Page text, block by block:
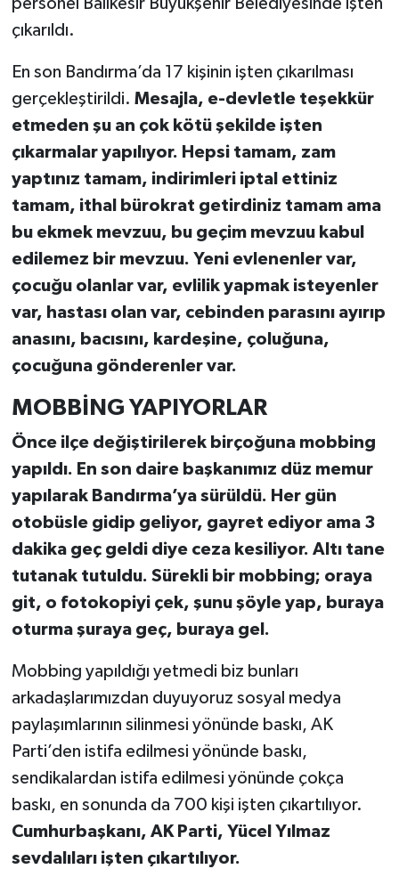
çıkarıldı.
En son Bandırma’da 17 kişinin işten çıkarılması
gerçekleştirildi. Mesajla, e-devletle teşekkür
etmeden şu an çok kötü şekilde işten
çıkarmalar yapılıyor. Hepsi tamam, zam
yaptınız tamam, indirimleri iptal ettiniz
tamam, ithal bürokrat getirdiniz tamam ama
bu ekmek mevzuu, bu geçim mevzuu kabul
edilemez bir mevzuu. Yeni evlenenler var,
çocuğu olanlar var, evlilik yapmak isteyenler
var, hastası olan var, cebinden parasını ayırıp
anasını, bacısını, kardeşine, çoluğuna,
çocuğuna gönderenler var.
MOBBİNG YAPIYORLAR
Önce ilçe değiştirilerek birçoğuna mobbing
yapıldı. En son daire başkanımız düz memur
yapılarak Bandırma’ya sürüldü. Her gün
otobüsle gidip geliyor, gayret ediyor ama 3
dakika geç geldi diye ceza kesiliyor. Altı tane
tutanak tutuldu. Sürekli bir mobbing; oraya
git, o fotokopiyi çek, şunu şöyle yap, buraya
oturma şuraya geç, buraya gel.
Mobbing yapıldığı yetmedi biz bunları
arkadaşlarımızdan duyuyoruz sosyal medya
paylaşımlarının silinmesi yönünde baskı, AK
Parti’den istifa edilmesi yönünde baskı,
sendikalardan istifa edilmesi yönünde çokça
baskı, en sonunda da 700 kişi işten çıkartılıyor.
Cumhurbaşkanı, AK Parti, Yücel Yılmaz
sevdalıları işten çıkartılıyor.